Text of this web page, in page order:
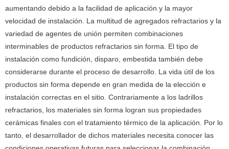
aumentando debido a la facilidad de aplicación y la mayor
velocidad de instalación. La multitud de agregados refractarios y la
variedad de agentes de unión permiten combinaciones
interminables de productos refractarios sin forma. El tipo de
instalación como fundición, disparo, embestida también debe
considerarse durante el proceso de desarrollo. La vida útil de los
productos sin forma depende en gran medida de la elección e
instalación correctas en el sitio. Contrariamente a los ladrillos
refractarios, los materiales sin forma logran sus propiedades
cerámicas finales con el tratamiento térmico de la aplicación. Por lo
tanto, el desarrollador de dichos materiales necesita conocer las